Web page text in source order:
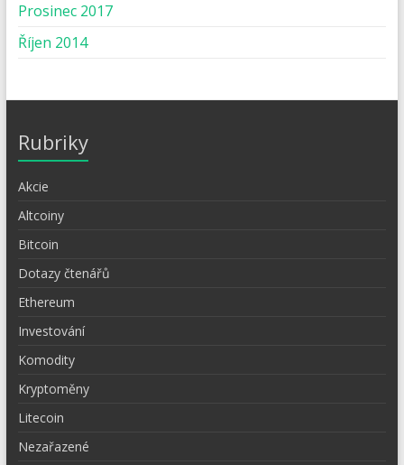
Prosinec 2017
Říjen 2014
Rubriky
Akcie
Altcoiny
Bitcoin
Dotazy čtenářů
Ethereum
Investování
Komodity
Kryptoměny
Litecoin
Nezařazené